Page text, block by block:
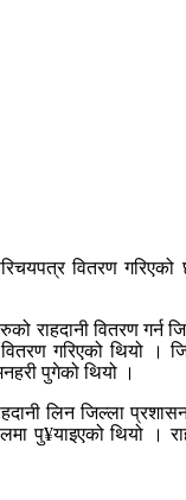
वितरण
राहदानी वितरण गर्न
गरिएको थियो ।
पुगेको थियो ।
लिन जिल्ला प्रशासन
पु¥याइएको थियो ।